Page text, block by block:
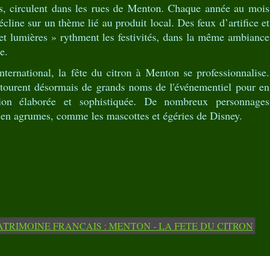
circulent dans les rues de Menton. Chaque année au mois
sur un thème lié au produit local. Des feux d’artifice et
lumières » rythment les festivités, dans la même ambiance
la fête du citron à Menton se professionnalise.
désormais de grands noms de l'événementiel pour en
élaborée et sophistiquée. De nombreux personnages
agrumes, comme les mascottes et égéries de Disney.